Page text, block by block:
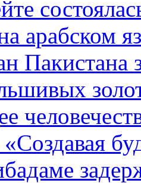
арабском
Пакистана